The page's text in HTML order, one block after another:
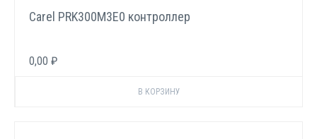
Carel PRK300M3E0 контроллер
0,00 ₽